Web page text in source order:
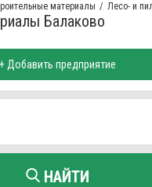
материалы Лесо- и
Балаково
+ Добавить предприятие
НАЙТИ